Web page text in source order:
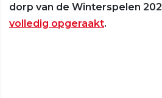
dorp van de Winterspelen
volledig opgeraakt.